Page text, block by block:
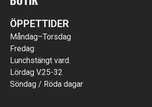
ÖPPETTIDER
Måndag–Torsdag
Fredag
Lunchstängt vard.
Lördag V.25-32
Söndag / Röda dagar